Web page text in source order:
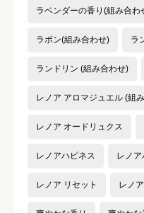
ラベンダーの香り(組み合わ
ラボン(組み合わせ) ラ
ランドリン (組み合わせ)
レノア アロマジュエル (組
レノア オードリュクス
レノアハピネス レノ
レノア リセット レノ